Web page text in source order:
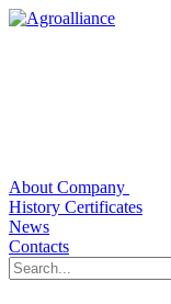
About Company
History Certificates
News
Contacts